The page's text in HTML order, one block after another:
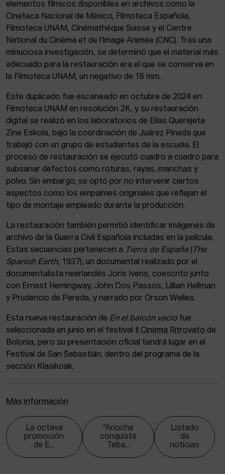
elementos fílmicos disponibles en archivos como la
Cineteca Nacional de México, Filmoteca Española,
Filmoteca UNAM, Cinémathèque Suisse y el Centre
National du Cinéma et de l'Image Animée (CNC). Tras una
minuciosa investigación, se determinó que el material más
adecuado para la restauración era el que se conserva en
la Filmoteca UNAM, un negativo de 16 mm.
Este duplicado fue escaneado en octubre de 2024 en
Filmoteca UNAM en resolución 2K, y su restauración
digital se realizó en los laboratorios de Elías Querejeta
Zine Eskola, bajo la coordinación de Juárez Pineda que
trabajó con un grupo de estudiantes de la escuela. El
proceso de restauración se ejecutó cuadro a cuadro para
subsanar defectos como roturas, rayas, manchas y
polvo. Sin embargo, se optó por no intervenir ciertos
aspectos como los empalmes originales que reflejan el
tipo de montaje empleado durante la producción.
La restauración también permitió identificar imágenes de
archivo de la Guerra Civil Española incluidas en la película.
Estas secuencias pertenecen a Tierra de España ( The
Spanish Earth, 1937), un documental realizado por el
documentalista neerlandés Joris Ivens, coescrito junto
con Ernest Hemingway, John Dos Passos, Lillian Hellman
y Prudencio de Pereda, y narrado por Orson Welles.
Esta nueva restauración de En el balcón vacío fue
seleccionada en junio en el festival
Il Cinema Ritrovato de
Bolonia, pero su presentación oficial tendrá lugar en el
Festival de San Sebastián, dentro del programa de la
sección Klasikoak.
Más información
La octava
promoción
de E...
“Anoche
conquisté
Teba...
Listado
de
noticias